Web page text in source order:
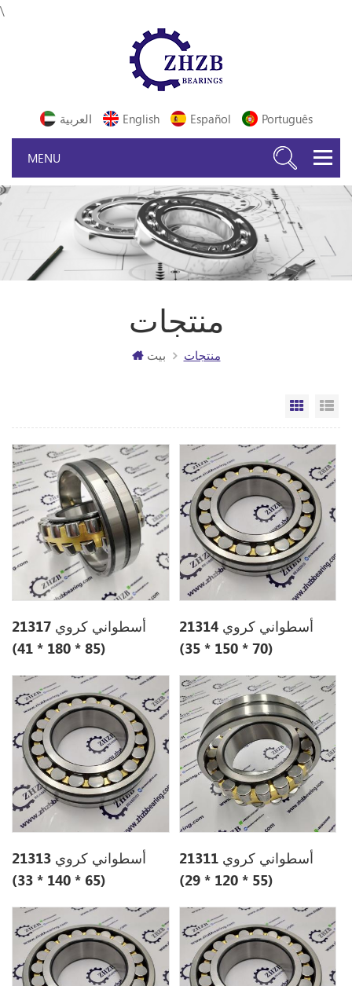
\
العربية English Español Português
منتجات
بيت منتجات
أسطواني كروي 21317
(85 * 180 * 41)
أسطواني كروي 21314
(70 * 150 * 35)
أسطواني كروي 21313
(65 * 140 * 33)
أسطواني كروي 21311
(55 * 120 * 29)